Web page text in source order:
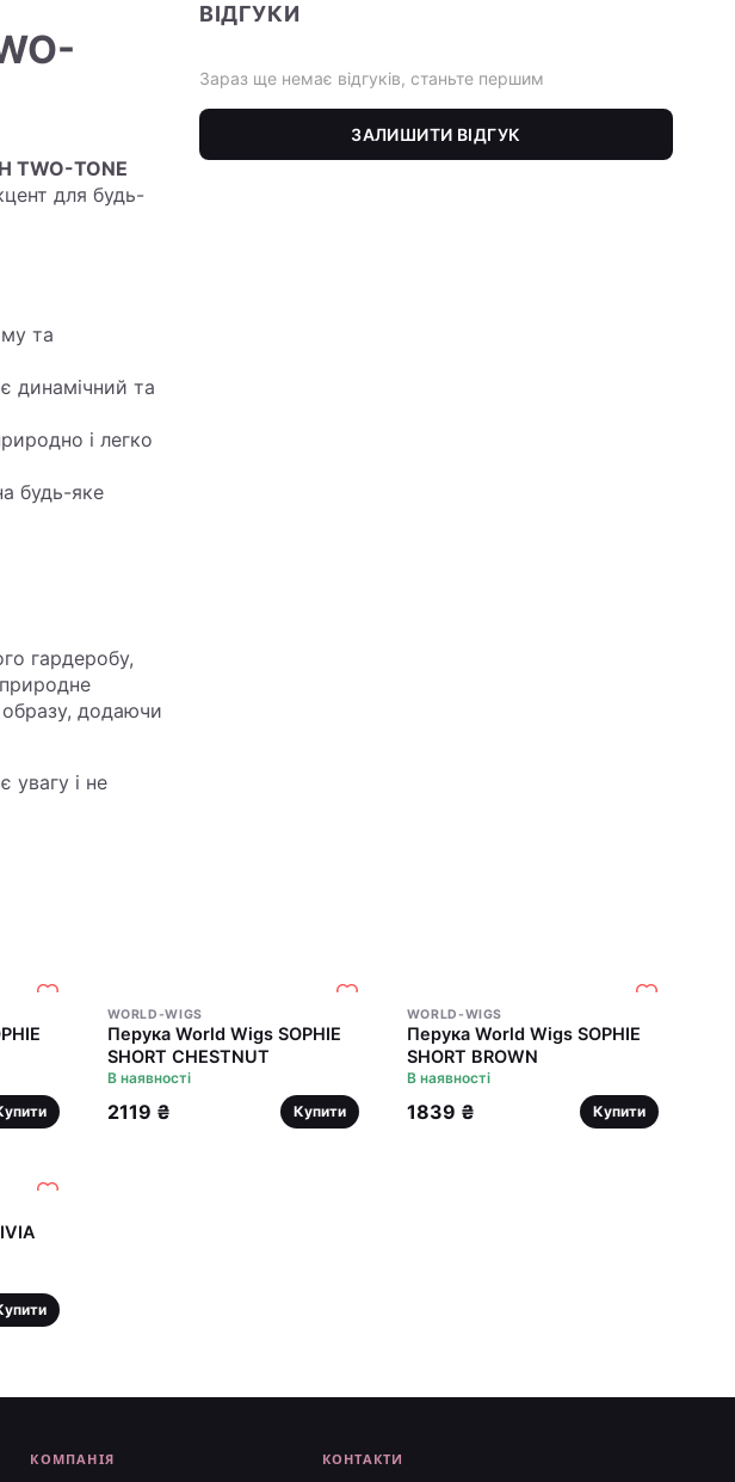
TWO-TONE
для будь-
та
динамічний та
і легко
будь-яке
гардеробу,
додаючи
увагу і не
ВІДГУКИ
Зараз ще немає відгуків, станьте першим
ЗАЛИШИТИ ВІДГУК
WORLD-WIGS
Перука World Wigs SOPHIE
SHORT CHESTNUT
В наявності
2119 ₴ Купити
WORLD-WIGS
Перука World Wigs SOPHIE
SHORT BROWN
В наявності
1839 ₴ Купити
КОМПАНІЯ КОНТАКТИ